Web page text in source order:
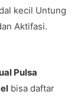
kecil Untung
Aktifasi.
Pulsa
bisa daftar